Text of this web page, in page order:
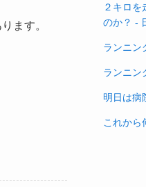
ます。
２キロを
のか？ -
ランニン
ランニン
明日は病
これから